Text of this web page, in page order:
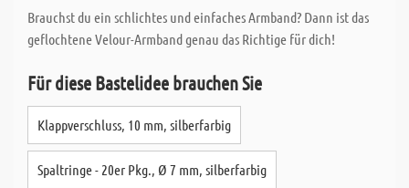
Brauchst du ein schlichtes und einfaches Armband? Dann ist das
geflochtene Velour-Armband genau das Richtige für dich!
Für diese Bastelidee brauchen Sie
Klappverschluss, 10 mm, silberfarbig
Spaltringe - 20er Pkg., Ø 7 mm, silberfarbig